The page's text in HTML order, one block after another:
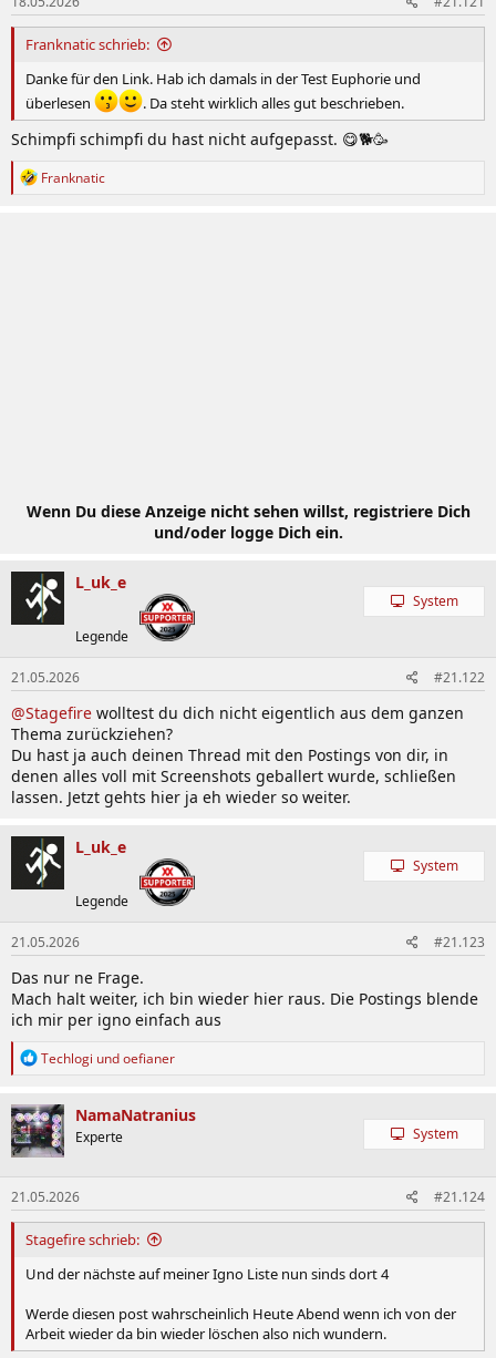
m
Franknatic schrieb:
Danke für den Link. Hab ich damals in der Test Euphorie und
überlesen
. Da steht wirklich alles gut beschrieben.
Schimpfi schimpfi du hast nicht aufgepasst. 😋🐕🥳
R
Franknatic
Wenn Du diese Anzeige nicht sehen willst, registriere Dich
und/oder logge Dich ein.
L_uk_e
Legende
System
21.05.2026 #21.122
@Stagefire wolltest du dich nicht eigentlich aus dem ganzen
Thema zurückziehen?
Du hast ja auch deinen Thread mit den Postings von dir, in
denen alles voll mit Screenshots geballert wurde, schließen
lassen. Jetzt gehts hier ja eh wieder so weiter.
L_uk_e
Legende
System
21.05.2026 #21.123
Das nur ne Frage.
Mach halt weiter, ich bin wieder hier raus. Die Postings blende
ich mir per igno einfach aus
R
k
t
i
o
n
e
n
:
Techlogi undoefianer
NamaNatranius
Experte System
21.05.2026 #21.124
Stagefire schrieb:
Und der nächste auf meiner Igno Liste nun sinds dort 4
Werde diesen post wahrscheinlich Heute Abend wenn ich von der
Arbeit wieder da bin wieder löschen also nich wundern.